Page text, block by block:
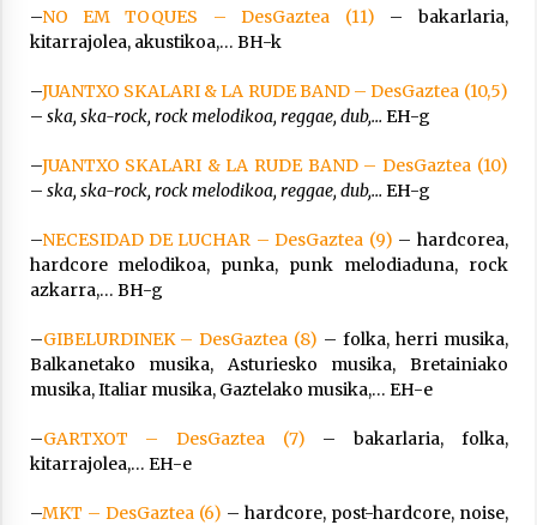
–NO EM TOQUES – DesGaztea (11) – bakarlaria,
kitarrajolea, akustikoa,… BH-k
–JUANTXO SKALARI & LA RUDE BAND – DesGaztea (10,5)
– ska, ska-rock, rock melodikoa, reggae, dub,… EH-g
–JUANTXO SKALARI & LA RUDE BAND – DesGaztea (10)
– ska, ska-rock, rock melodikoa, reggae, dub,… EH-g
–NECESIDAD DE LUCHAR – DesGaztea (9) – hardcorea,
hardcore melodikoa, punka, punk melodiaduna, rock
azkarra,… BH-g
–GIBELURDINEK – DesGaztea (8) – folka, herri musika,
Balkanetako musika, Asturiesko musika, Bretainiako
musika, Italiar musika, Gaztelako musika,… EH-e
–GARTXOT – DesGaztea (7) – bakarlaria, folka,
kitarrajolea,… EH-e
–MKT – DesGaztea (6) – hardcore, post-hardcore, noise,